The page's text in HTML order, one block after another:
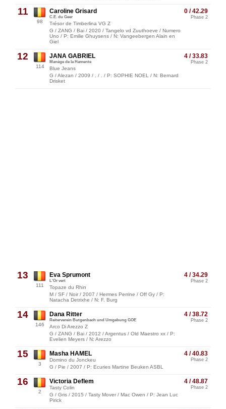
11
98
0 / 42.29
Phase 2
Caroline Grisard
C.E. du Geer
Trésor de Timberlina VG Z
G / ZANG / Bai / 2020 / Tangelo vd Zuuthoeve / Numero
Uno / P: Emilie Ghuysens / N: Vangeebergen Alain en
Giel
12
114
4 / 33.83
Phase 2
JANA GABRIEL
Manège de la Hamente
Blue Jeans
G / Alezan / 2009 / . / . / P: SOPHIE NOEL / N: Bernard
Drisket
13
111
4 / 34.29
Phase 2
Eva Sprumont
L'Or vert
Topaze du Rhin
M / SF / Noir / 2007 / Hermes Perrine / Off Gy / P:
Natacha Detrixhe / N: F. Burg
14
146
4 / 38.72
Phase 2
Dana Ritter
Reiterverein Butgenbach und Umgebung GOE
Arco Di Arezzo Z
G / ZANG / Bai / 2012 / Argentus / Old Maestro xx / P:
Evelien Meyers / N: Arezzo
15
3
4 / 40.83
Phase 2
Masha HAMEL
Domino du Jonckeu
G / Pie / 2007 / P: Ecuries Martine Beuken ASBL
16
2
4 / 48.87
Phase 2
Victoria Deflem
Tasty Colin
G / Gris / 2015 / Tasty Mover / Mac Owen / P: Jean Luc
Pirick